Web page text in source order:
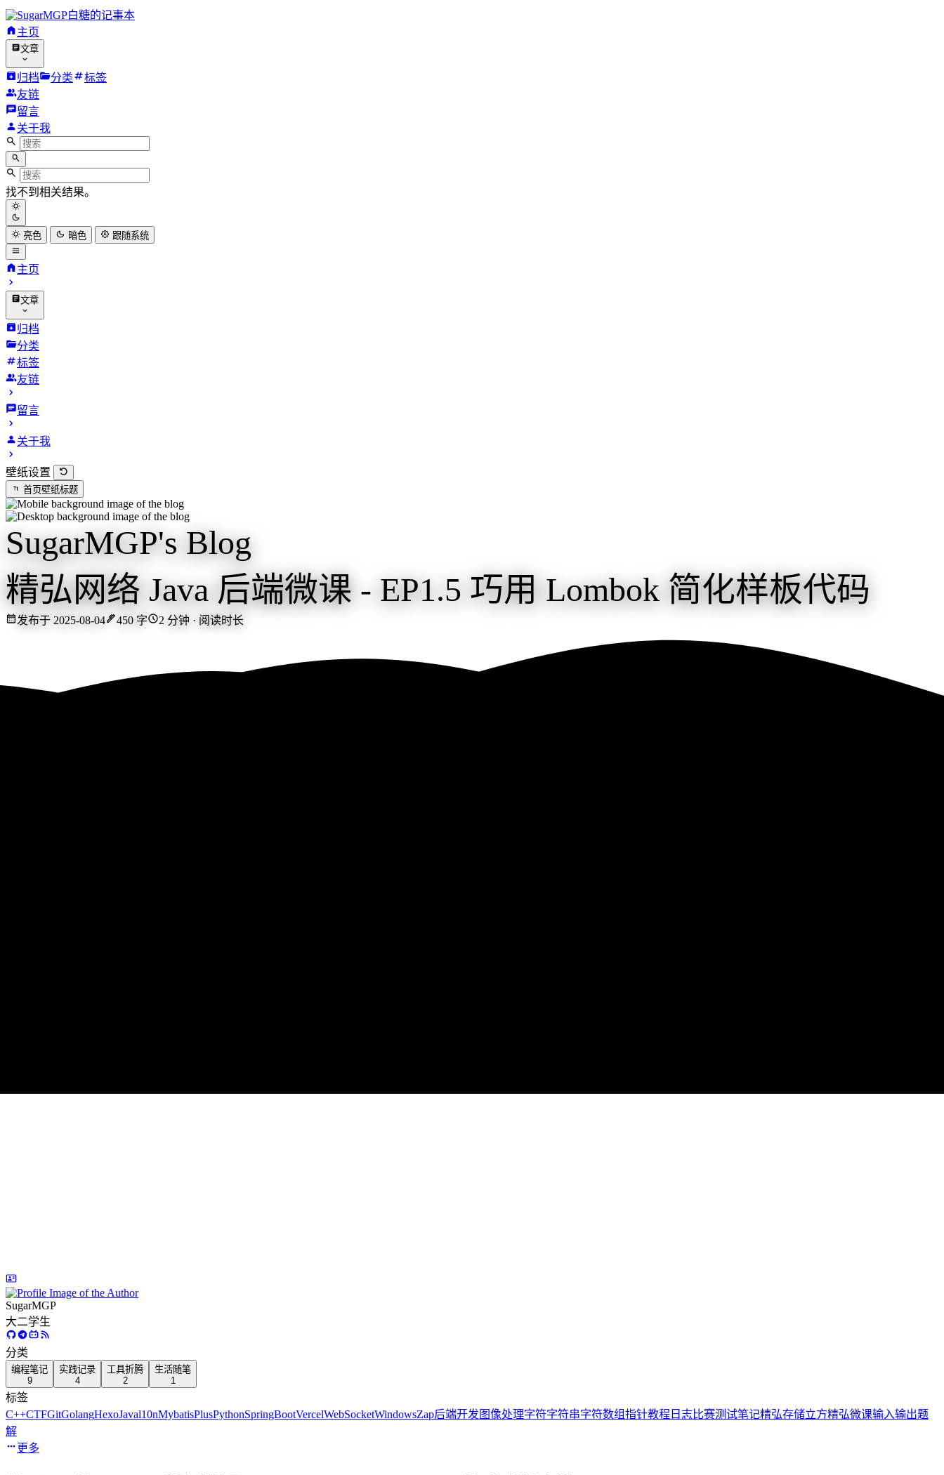
白糖的记事本
主页
文章
归档 分类
标签
友链
留言
关于我
找不到相关结果。
亮色 暗色 跟随系统
主页
文章
归档
分类
标签
友链
留言
关于我
壁纸设置
首页壁纸标题
SugarMGP's Blog
精弘网络 Java 后端微课 - EP1.5 巧用 Lombok 简化样板代码
发布于 2025-08-04 450 字 2 分钟 · 阅读时长
SugarMGP
大二学生
分类
编程笔记
9
实践记录
4
工具折腾
2
生活随笔
1
标签
C++CTFGitGolangHexoJaval10nMybatisPlusPythonSpringBootVercelWebSocketWindowsZap后端开发 图像处理字符字符串字符数组指针教程 日志比赛测试笔记精弘存储立方精弘微课输入输出题
解
更多